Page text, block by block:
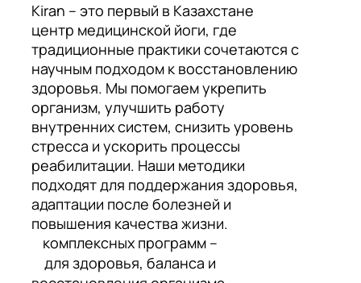
Kiran – это первый в Казахстане
центр медицинской йоги, где
традиционные практики сочетаются с
научным подходом к восстановлению
здоровья. Мы помогаем укрепить
организм, улучшить работу
внутренних систем, снизить уровень
стресса и ускорить процессы
реабилитации. Наши методики
подходят для поддержания здоровья,
адаптации после болезней и
повышения качества жизни.
комплексных программ –
для здоровья, баланса и